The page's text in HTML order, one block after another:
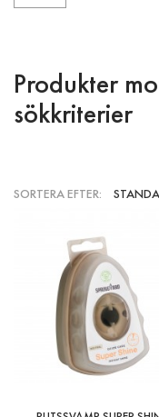
Produkter
sökkriterier
SORTERA EFTER: